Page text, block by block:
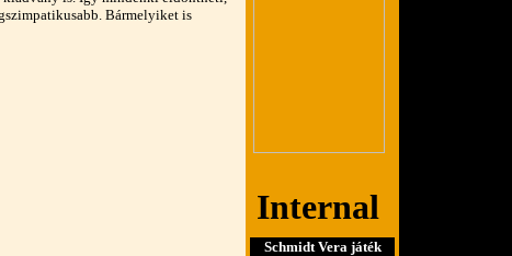
Bármelyiket is
Schmidt Vera játék